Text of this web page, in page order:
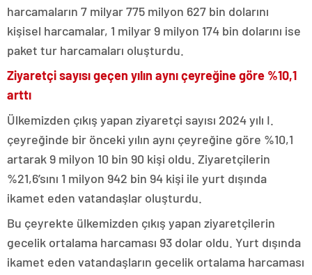
harcamaların 7 milyar 775 milyon 627 bin dolarını
kişisel harcamalar, 1 milyar 9 milyon 174 bin dolarını ise
paket tur harcamaları oluşturdu.
Ziyaretçi sayısı geçen yılın aynı çeyreğine göre %10,1
arttı
Ülkemizden çıkış yapan ziyaretçi sayısı 2024 yılı I.
çeyreğinde bir önceki yılın aynı çeyreğine göre %10,1
artarak 9 milyon 10 bin 90 kişi oldu. Ziyaretçilerin
%21,6’sını 1 milyon 942 bin 94 kişi ile yurt dışında
ikamet eden vatandaşlar oluşturdu.
Bu çeyrekte ülkemizden çıkış yapan ziyaretçilerin
gecelik ortalama harcaması 93 dolar oldu. Yurt dışında
ikamet eden vatandaşların gecelik ortalama harcaması